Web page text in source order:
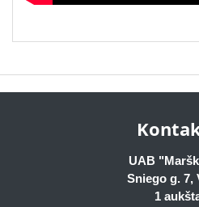
UAB
Sniego g. 7,
1